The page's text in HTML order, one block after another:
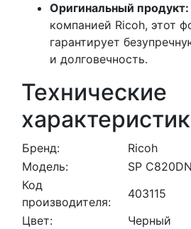
Оригинальный продукт:
компанией Ricoh, этот
гарантирует
и долговечность.
Технические
Бренд:
Ricoh
Модель:
SP C820DN
Код
производителя:
403115
Цвет:
Черный